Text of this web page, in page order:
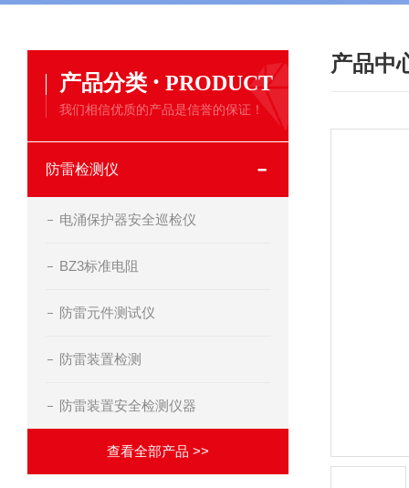
产品分类 · PRODUCT
我们相信优质的产品是信誉的保证！
防雷检测仪
电涌保护器安全巡检仪
BZ3标准电阻
防雷元件测试仪
防雷装置检测
防雷装置安全检测仪器
查看全部产品 >>
产品中